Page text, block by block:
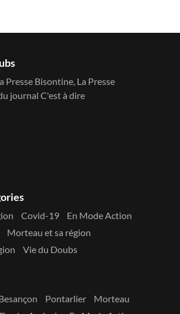
Presse Bisontine, La Presse
journal C'est à dire
Covid-19
En Mode Action
Morteau et sa région
Vie du Doubs
Pontarlier
Morteau